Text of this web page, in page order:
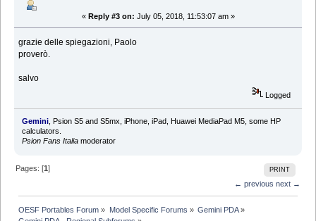
« Reply #3 on: July 05, 2018, 11:53:07 am »
grazie delle spiegazioni, Paolo
proverò.
salvo
Logged
Gemini, Psion S5 and S5mx, iPhone, iPad, Huawei MediaPad M5, some HP
calculators.
Psion Fans Italiamoderator
PRINT
Pages: [1]
← previous next →
OESF Portables Forum » Model Specific Forums » Gemini PDA»